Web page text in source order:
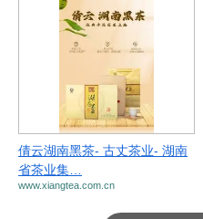
倩云湖南黑茶- 古丈茶业- 湖南
省茶业集…
www.xiangtea.com.cn